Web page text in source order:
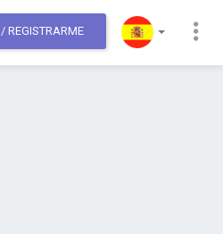
/ REGISTRARME